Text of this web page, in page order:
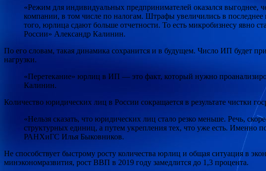
«Режим для индивидуальных предпринимателей оказался выгоднее,
компании, в том числе по налогам. Штрафы увеличились в
того, юрлица сдают больше отчетности. То есть микробизнесу
России» Александр Калинин.
По его словам, такая динамика сохранится и в будущем. Число ИП будет
нагрузки.
«Перетекание» юрлиц в ИП — это факт, который нужно
Калинин.
Количество юридических лиц в России сокращается в результате чистки
«Нельзя сказать, что юридических лиц стало резко меньше. Речь,
структурных единиц, а путем укрепления тех, что уже есть.
РАНХиГС Илья Быковников.
Не способствует быстрому росту количества юрлиц и общая ситуация в
минэкономразвития, рост ВВП в 2019 году замедлится до 1,3 процента.